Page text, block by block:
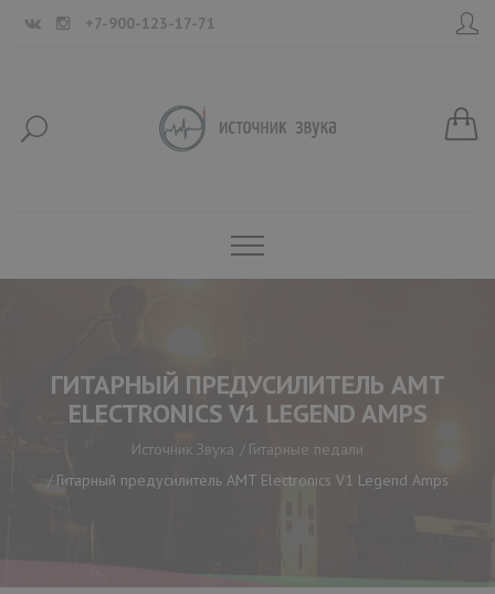
+7-900-123-17-71
ГИТАРНЫЙ ПРЕДУСИЛИТЕЛЬ AMT
ELECTRONICS V1 LEGEND AMPS
Источник Звука
Гитарные педали
Гитарный предусилитель AMT Electronics V1 Legend Amps